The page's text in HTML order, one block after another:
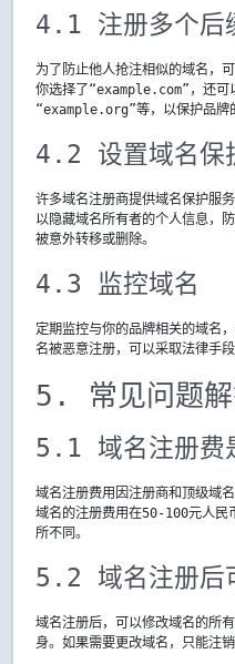
4.1 注册多个后
为了防止他人抢注相似的域名，
你选择了“example.com”，还
“example.org”等，以保护品牌
4.2 设置域名保
许多域名注册商提供域名保护服
以隐藏域名所有者的个人信息，
被意外转移或删除。
4.3 监控域名
定期监控与你的品牌相关的域名
名被恶意注册，可以采取法律手段
5. 常见问题
5.1 域名注册费
域名注册费用因注册商和顶级域
域名的注册费用在50-100元人民
所不同。
5.2 域名注册后
域名注册后，可以修改域名的所
身。如果需要更改域名，只能注